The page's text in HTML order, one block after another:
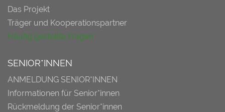
Das Projekt
Träger und Kooperationspartner
Häufig gestellte Fragen
SENIOR*INNEN
ANMELDUNG SENIOR*INNEN
Informationen für Senior*innen
Rückmeldung der Senior*innen